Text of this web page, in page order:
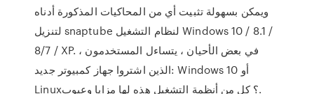
ويمكن بسهولة تثبيت أي من المحاكيات المذكورة أدناه
لتنزيل snaptube لنظام التشغيل Windows 10 / 8.1 /
8/7 / XP. في بعض الأحيان ، يتساءل المستخدمون ،
الذين اشتروا جهاز كمبيوتر جديد: Windows 10 أو
Linux؟ كل من أنظمة التشغيل هذه لها مزايا وعيوب.